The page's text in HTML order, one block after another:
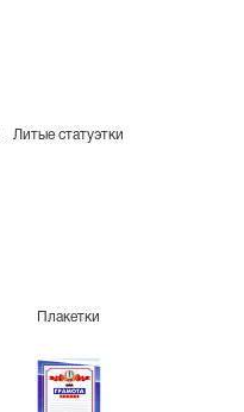
Литые статуэтки
Плакетки